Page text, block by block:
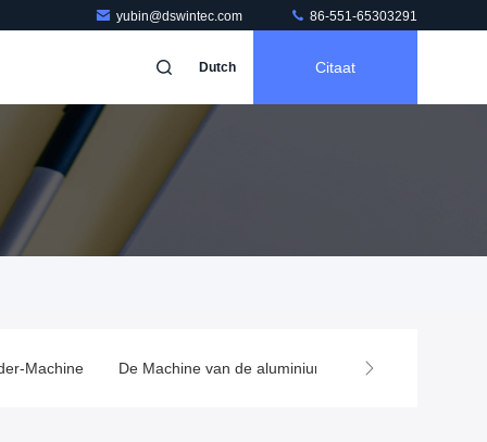
yubin@dswintec.com 86-551-65303291
Dutch Citaat
Machine De Machine van de aluminiumdeklaag